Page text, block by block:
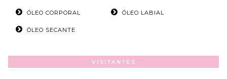
ÓLEO CORPORAL ÓLEO LABIAL
ÓLEO SECANTE
VISITANTES